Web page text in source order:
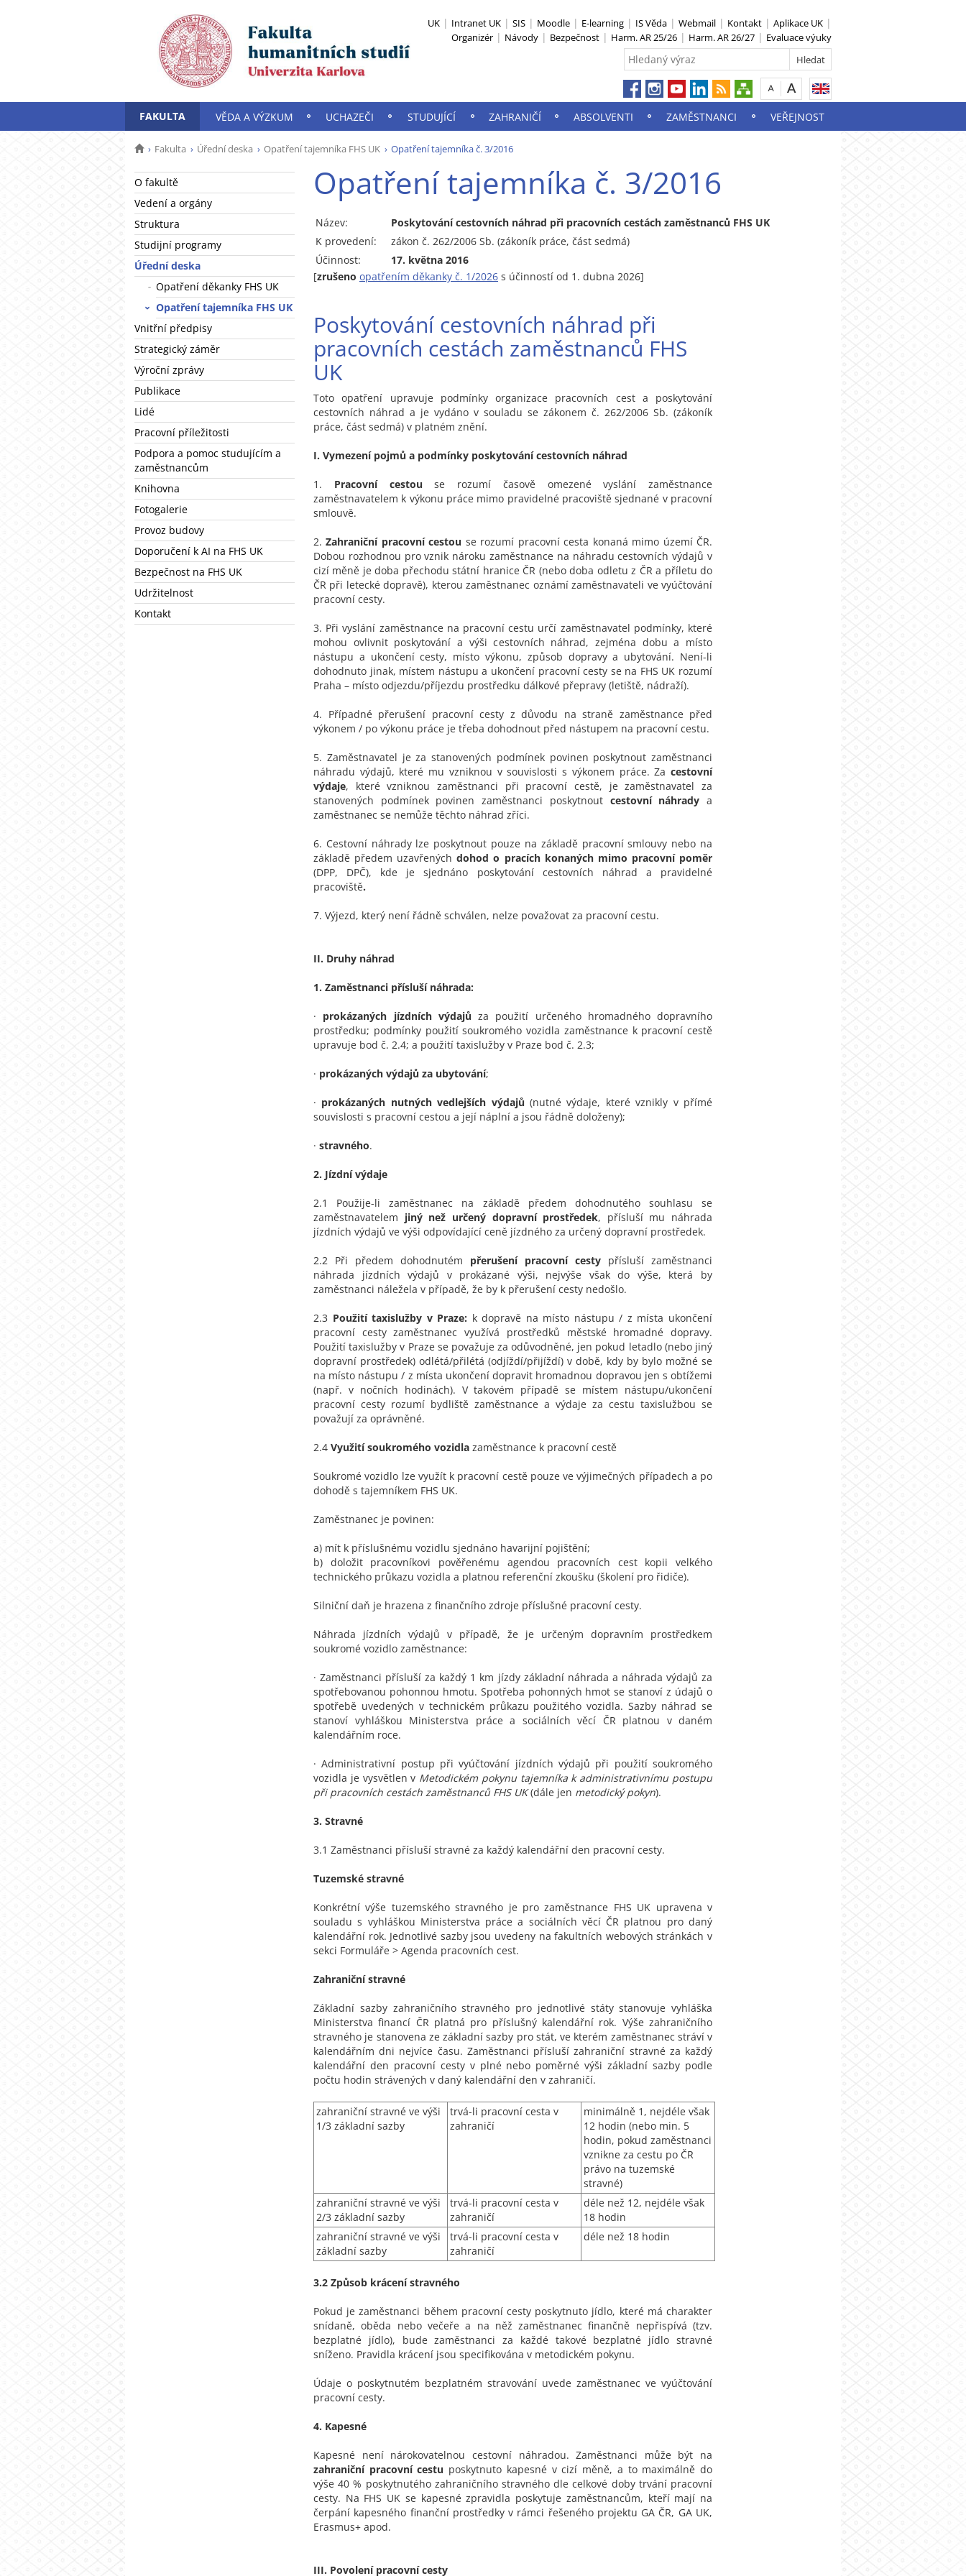
UK Intranet UK SIS Moodle E-learning IS Věda Webmail Kontakt
Aplikace UK
Organizér
Návody Bezpečnost Harm. AR 25/26 Harm. AR 26/27 Evaluace výuky
FAKULTA VĚDA A VÝZKUM UCHAZEČI STUDUJÍCÍ ZAHRANIČÍ ABSOLVENTI ZAMĚSTNANCI VEŘEJNOST
Fakulta Úřední deska Opatření tajemníka FHS UK Opatření tajemníka č. 3/2016
O fakultě
Vedení a orgány
Struktura
Studijní programy
Úřední deska
Opatření děkanky FHS UK
Opatření tajemníka FHS UK
Vnitřní předpisy
Strategický záměr
Výroční zprávy
Publikace
Lidé
Pracovní příležitosti
Podpora a pomoc studujícím a
zaměstnancům
Knihovna
Fotogalerie
Provoz budovy
Doporučení k AI na FHS UK
Bezpečnost na FHS UK
Udržitelnost
Kontakt
Opatření tajemníka č. 3/2016
Název:
Poskytování cestovních náhrad při pracovních cestách zaměstnanců FHS UK
K provedení:
zákon č. 262/2006 Sb. (zákoník práce, část sedmá)
Účinnost:
17. května 2016
[zrušeno opatřením děkanky č. 1/2026 s účinností od 1. dubna 2026]
Poskytování cestovních náhrad při
pracovních cestách zaměstnanců FHS
UK
Toto opatření upravuje podmínky organizace pracovních cest a poskytování
cestovních náhrad a je vydáno v souladu se zákonem č. 262/2006 Sb. (zákoník
práce, část sedmá) v platném znění.
I. Vymezení pojmů a podmínky poskytování cestovních náhrad
1. Pracovní cestou se rozumí časově omezené vyslání zaměstnance
zaměstnavatelem k výkonu práce mimo pravidelné pracoviště sjednané v pracovní
smlouvě.
2.Zahraniční pracovní cestou se rozumí pracovní cesta konaná mimo území ČR.
Dobou rozhodnou pro vznik nároku zaměstnance na náhradu cestovních výdajů v
cizí měně je doba přechodu státní hranice ČR (nebo doba odletu z ČR a příletu do
ČR při letecké dopravě), kterou zaměstnanec oznámí zaměstnavateli ve vyúčtování
pracovní cesty.
3. Při vyslání zaměstnance na pracovní cestu určí zaměstnavatel podmínky, které
mohou ovlivnit poskytování a výši cestovních náhrad, zejména dobu a místo
nástupu a ukončení cesty, místo výkonu, způsob dopravy a ubytování. Není-li
dohodnuto jinak, místem nástupu a ukončení pracovní cesty se na FHS UK rozumí
Praha – místo odjezdu/příjezdu prostředku dálkové přepravy (letiště, nádraží).
4. Případné přerušení pracovní cesty z důvodu na straně zaměstnance před
výkonem / po výkonu práce je třeba dohodnout před nástupem na pracovní cestu.
5. Zaměstnavatel je za stanovených podmínek povinen poskytnout zaměstnanci
náhradu výdajů, které mu vzniknou v souvislosti s výkonem práce. Za cestovní
výdaje, které vzniknou zaměstnanci při pracovní cestě, je zaměstnavatel za
stanovených podmínek povinen zaměstnanci poskytnoutcestovní náhrady a
zaměstnanec se nemůže těchto náhrad zříci.
6. Cestovní náhrady lze poskytnout pouze na základě pracovní smlouvy nebo na
základě předem uzavřenýchdohod o pracích konaných mimo pracovní poměr
(DPP, DPČ), kde je sjednáno poskytování cestovních náhrad a pravidelné
pracoviště.
7. Výjezd, který není řádně schválen, nelze považovat za pracovní cestu.
II. Druhy náhrad
1. Zaměstnanci přísluší náhrada:
· prokázaných jízdních výdajů za použití určeného hromadného dopravního
prostředku; podmínky použití soukromého vozidla zaměstnance k pracovní cestě
upravuje bod č. 2.4; a použití taxislužby v Praze bod č. 2.3;
· prokázaných výdajů za ubytování;
· prokázaných nutných vedlejších výdajů (nutné výdaje, které vznikly v přímé
souvislosti s pracovní cestou a její náplní a jsou řádně doloženy);
· stravného.
2. Jízdní výdaje
2.1 Použije-li zaměstnanec na základě předem dohodnutého souhlasu se
zaměstnavatelem jiný než určený dopravní prostředek, přísluší mu náhrada
jízdních výdajů ve výši odpovídající ceně jízdného za určený dopravní prostředek.
2.2 Při předem dohodnutém přerušení pracovní cesty přísluší zaměstnanci
náhrada jízdních výdajů v prokázané výši, nejvýše však do výše, která by
zaměstnanci náležela v případě, že by k přerušení cesty nedošlo.
2.3 Použití taxislužby v Praze: k dopravě na místo nástupu / z místa ukončení
pracovní cesty zaměstnanec využívá prostředků městské hromadné dopravy.
Použití taxislužby v Praze se považuje za odůvodněné, jen pokud letadlo (nebo jiný
dopravní prostředek) odlétá/přilétá (odjíždí/přijíždí) v době, kdy by bylo možné se
na místo nástupu / z místa ukončení dopravit hromadnou dopravou jen s obtížemi
(např. v nočních hodinách). V takovém případě se místem nástupu/ukončení
pracovní cesty rozumí bydliště zaměstnance a výdaje za cestu taxislužbou se
považují za oprávněné.
2.4 Využití soukromého vozidla zaměstnance k pracovní cestě
Soukromé vozidlo lze využít k pracovní cestě pouze ve výjimečných případech a po
dohodě s tajemníkem FHS UK.
Zaměstnanec je povinen:
a) mít k příslušnému vozidlu sjednáno havarijní pojištění;
b) doložit pracovníkovi pověřenému agendou pracovních cest kopii velkého
technického průkazu vozidla a platnou referenční zkoušku (školení pro řidiče).
Silniční daň je hrazena z finančního zdroje příslušné pracovní cesty.
Náhrada jízdních výdajů v případě, že je určeným dopravním prostředkem
soukromé vozidlo zaměstnance:
· Zaměstnanci přísluší za každý 1 km jízdy základní náhrada a náhrada výdajů za
spotřebovanou pohonnou hmotu. Spotřeba pohonných hmot se stanoví z údajů o
spotřebě uvedených v technickém průkazu použitého vozidla. Sazby náhrad se
stanoví vyhláškou Ministerstva práce a sociálních věcí ČR platnou v daném
kalendářním roce.
· Administrativní postup při vyúčtování jízdních výdajů při použití soukromého
vozidla je vysvětlen v Metodickém pokynu tajemníka k administrativnímu postupu
při pracovních cestách zaměstnanců FHS UK(dále jen metodický pokyn).
3. Stravné
3.1 Zaměstnanci přísluší stravné za každý kalendářní den pracovní cesty.
Tuzemské stravné
Konkrétní výše tuzemského stravného je pro zaměstnance FHS UK upravena v
souladu s vyhláškou Ministerstva práce a sociálních věcí ČR platnou pro daný
kalendářní rok. Jednotlivé sazby jsou uvedeny na fakultních webových stránkách v
sekci Formuláře > Agenda pracovních cest.
Zahraniční stravné
Základní sazby zahraničního stravného pro jednotlivé státy stanovuje vyhláška
Ministerstva financí ČR platná pro příslušný kalendářní rok. Výše zahraničního
stravného je stanovena ze základní sazby pro stát, ve kterém zaměstnanec stráví v
kalendářním dni nejvíce času. Zaměstnanci přísluší zahraniční stravné za každý
kalendářní den pracovní cesty v plné nebo poměrné výši základní sazby podle
počtu hodin strávených v daný kalendářní den v zahraničí.
zahraniční stravné ve výši
1/3 základní sazby
trvá-li pracovní cesta v
zahraničí
minimálně 1, nejdéle však
12 hodin (nebo min. 5
hodin, pokud zaměstnanci
vznikne za cestu po ČR
právo na tuzemské
stravné)
zahraniční stravné ve výši
2/3 základní sazby
trvá-li pracovní cesta v
zahraničí
déle než 12, nejdéle však
18 hodin
zahraniční stravné ve výši
základní sazby
trvá-li pracovní cesta v
zahraničí
déle než 18 hodin
3.2 Způsob krácení stravného
Pokud je zaměstnanci během pracovní cesty poskytnuto jídlo, které má charakter
snídaně, oběda nebo večeře a na něž zaměstnanec finančně nepřispívá (tzv.
bezplatné jídlo), bude zaměstnanci za každé takové bezplatné jídlo stravné
sníženo. Pravidla krácení jsou specifikována v metodickém pokynu.
Údaje o poskytnutém bezplatném stravování uvede zaměstnanec ve vyúčtování
pracovní cesty.
4. Kapesné
Kapesné není nárokovatelnou cestovní náhradou. Zaměstnanci může být na
zahraniční pracovní cestu poskytnuto kapesné v cizí měně, a to maximálně do
výše 40 % poskytnutého zahraničního stravného dle celkové doby trvání pracovní
cesty. Na FHS UK se kapesné zpravidla poskytuje zaměstnancům, kteří mají na
čerpání kapesného finanční prostředky v rámci řešeného projektu GA ČR, GA UK,
Erasmus+ apod.
III. Povolení pracovní cesty